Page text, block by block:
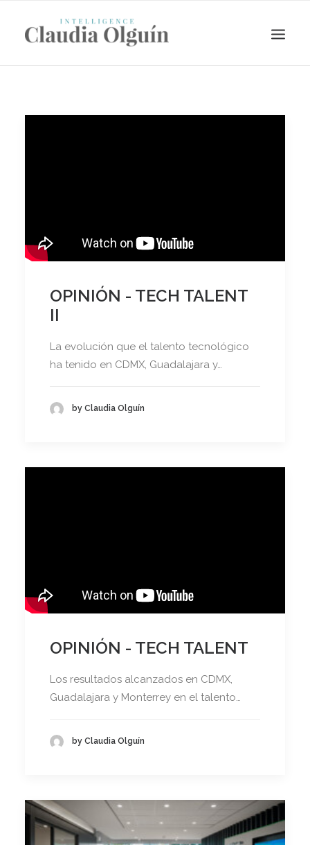
Search
OPINIÓN - TECH TALENT
II
La evolución que el talento tecnológico
ha tenido en CDMX, Guadalajara y…
by Claudia Olguín
OPINIÓN - TECH TALENT
Los resultados alcanzados en CDMX,
Guadalajara y Monterrey en el talento…
by Claudia Olguín